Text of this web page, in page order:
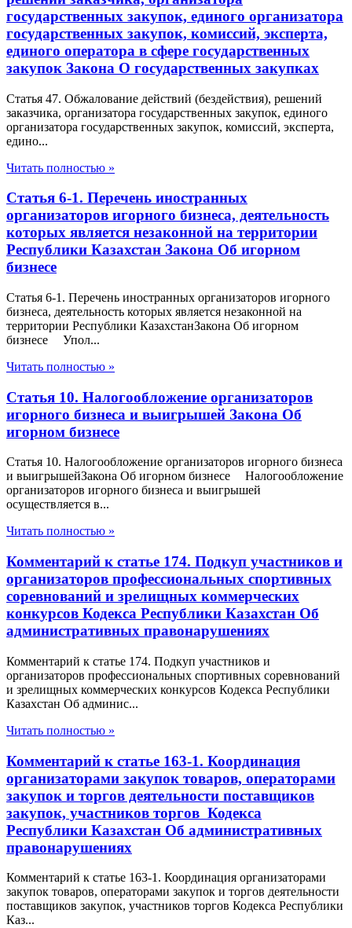
государственных закупок, единого организатора
государственных закупок, комиссий, эксперта,
единого оператора в сфере государственных
закупок Закона О государственных закупках
Статья 47. Обжалование действий (бездействия), решений
заказчика, организатора государственных закупок, единого
организатора государственных закупок, комиссий, эксперта,
едино...
Читать полностью »
Статья 6-1. Перечень иностранных
организаторов игорного бизнеса, деятельность
которых является незаконной на территории
Республики Казахстан Закона Об игорном
бизнесе
Статья 6-1. Перечень иностранных организаторов игорного
бизнеса, деятельность которых является незаконной на
территории Республики КазахстанЗакона Об игорном
бизнесе Упол...
Читать полностью »
Статья 10. Налогообложение организаторов
игорного бизнеса и выигрышей Закона Об
игорном бизнесе
Статья 10. Налогообложение организаторов игорного бизнеса
и выигрышейЗакона Об игорном бизнесе Налогообложение
организаторов игорного бизнеса и выигрышей
осуществляется в...
Читать полностью »
Комментарий к статье 174. Подкуп участников и
организаторов профессиональных спортивных
соревнований и зрелищных коммерческих
конкурсов Кодекса Республики Казахстан Об
административных правонарушениях
Комментарий к статье 174. Подкуп участников и
организаторов профессиональных спортивных соревнований
и зрелищных коммерческих конкурсов Кодекса Республики
Казахстан Об админис...
Читать полностью »
Комментарий к статье 163-1. Координация
организаторами закупок товаров, операторами
закупок и торгов деятельности поставщиков
закупок, участников торгов Кодекса
Республики Казахстан Об административных
правонарушениях
Комментарий к статье 163-1. Координация организаторами
закупок товаров, операторами закупок и торгов деятельности
поставщиков закупок, участников торгов Кодекса Республики
Каз...